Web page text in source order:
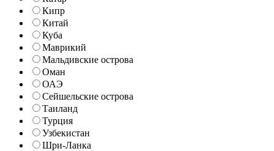
Кипр
Китай
Куба
Маврикий
Мальдивские острова
Оман
ОАЭ
Сейшельские острова
Таиланд
Турция
Узбекистан
Шри-Ланка